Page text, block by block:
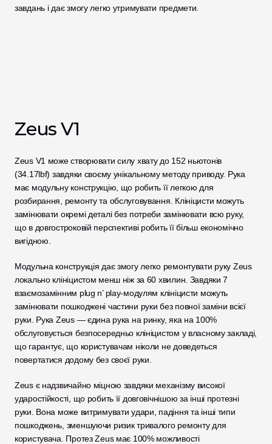
завдань і дає змогу легко утримувати предмети.
Zeus V1
Zeus V1 може створювати силу хвату до 152 ньютонів
(34.17lbf) завдяки своєму унікальному методу приводу. Рука
має модульну конструкцію, що робить її легкою для
розбирання, ремонту та обслуговування. Клініцисти можуть
замінювати окремі деталі без потреби замінювати всю руку,
що в довгостроковій перспективі робить її більш економічно
вигідною.
Модульна конструкція дає змогу легко ремонтувати руку Zeus
локально клініцистом менш ніж за 60 хвилин. Завдяки 7
взаємозамінним plug n’ play-модулям клініцисти можуть
замінювати пошкоджені частини руки без повної заміни всієї
руки. Рука Zeus — єдина рука на ринку, яка на 100%
обслуговується безпосередньо клініцистом у власному закладі,
що гарантує, що користувачам ніколи не доведеться
повертатися додому без своєї руки.
Zeus є надзвичайно міцною завдяки механізму високої
ударостійкості, що робить її довговічнішою за інші протезні
руки. Вона може витримувати удари, падіння та інші типи
пошкоджень, зменшуючи ризик тривалого ремонту для
користувача. Протез Zeus має 100% можливості